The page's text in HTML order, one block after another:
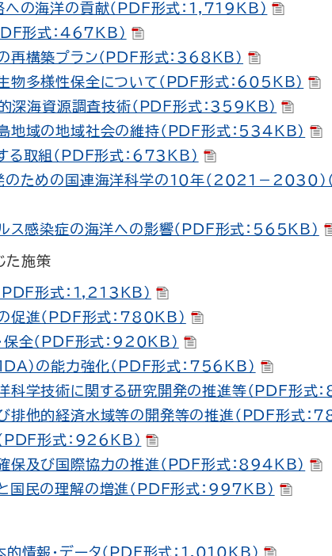
への海洋の貢献（PDF形式：1,719KB）
形式：467KB）
再構築プラン（PDF形式：368KB）
物多様性保全について（PDF形式：605KB）
深海資源調査技術（PDF形式：359KB）
地域の地域社会の維持（PDF形式：534KB）
る取組（PDF形式：673KB）
のための国連海洋科学の10年（2021－2030）
ス感染症の海洋への影響（PDF形式：565KB）
た施策
PDF形式：1,213KB）
促進（PDF形式：780KB）
保全（PDF形式：920KB）
）の能力強化（PDF形式：756KB）
科学技術に関する研究開発の推進等（PDF形式
排他的経済水域等の開発等の推進（PDF形式：
PDF形式：926KB）
保及び国際協力の推進（PDF形式：894KB）
国民の理解の増進（PDF形式：997KB）
情報・データ（PDF形式：1,010KB）